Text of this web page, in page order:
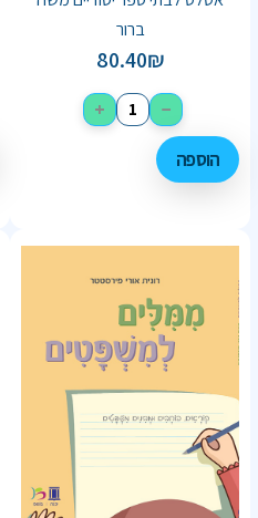
ברור
80.40₪
−
+
הוספה